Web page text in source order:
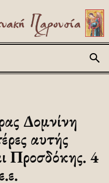
Δομνίνη
αυτής
Προσδόκης. 4